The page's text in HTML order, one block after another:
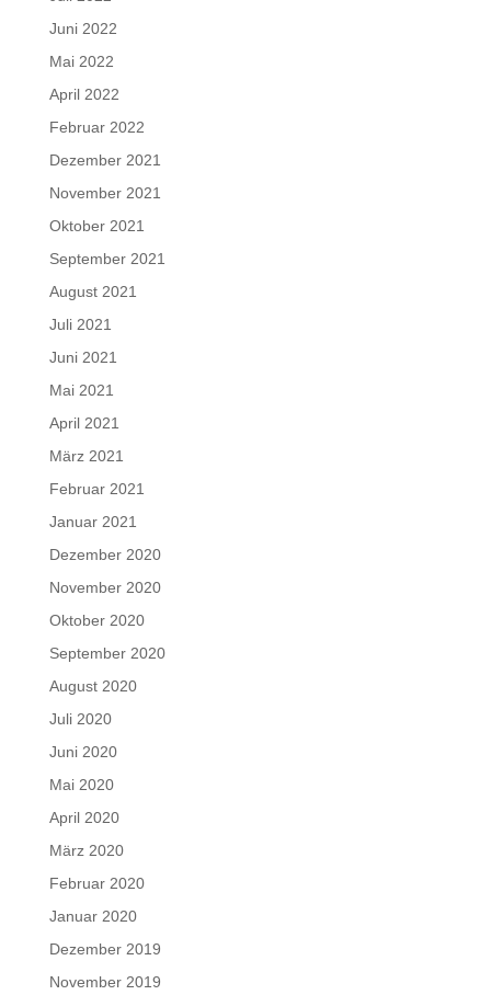
Juni 2022
Mai 2022
April 2022
Februar 2022
Dezember 2021
November 2021
Oktober 2021
September 2021
August 2021
Juli 2021
Juni 2021
Mai 2021
April 2021
März 2021
Februar 2021
Januar 2021
Dezember 2020
November 2020
Oktober 2020
September 2020
August 2020
Juli 2020
Juni 2020
Mai 2020
April 2020
März 2020
Februar 2020
Januar 2020
Dezember 2019
November 2019